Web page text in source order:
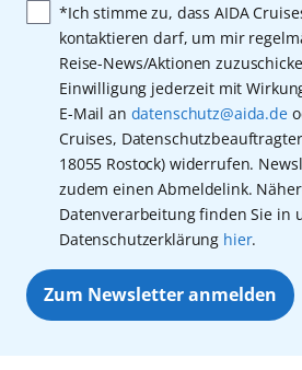
*Ich stimme zu, dass AIDA
kontaktieren darf, um mir
Reise-News/Aktionen
Einwilligung jederzeit mit
E-Mail an datenschutz@aida.de
Cruises,
18055 Rostock) widerrufen.
zudem einen Abmeldelink.
Datenverarbeitung finden Sie in
Datenschutzerklärung hier.
Zum Newsletter anmelden